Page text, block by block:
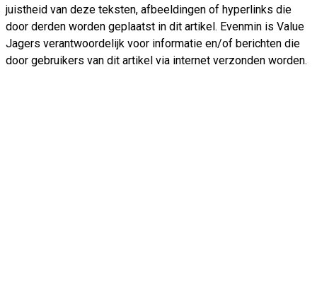
juistheid van deze teksten, afbeeldingen of hyperlinks die
door derden worden geplaatst in dit artikel. Evenmin is Value
Jagers verantwoordelijk voor informatie en/of berichten die
door gebruikers van dit artikel via internet verzonden worden.